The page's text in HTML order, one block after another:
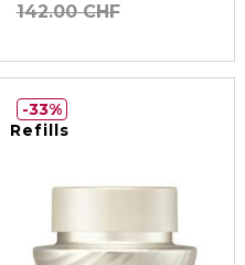
142.00 CHF
Refills
33%